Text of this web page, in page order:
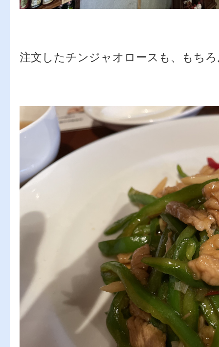
注文したチンジャオロースも、もち